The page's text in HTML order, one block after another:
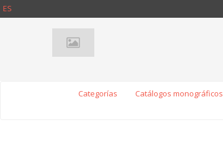
ES
Categorías Catálogos monográficos